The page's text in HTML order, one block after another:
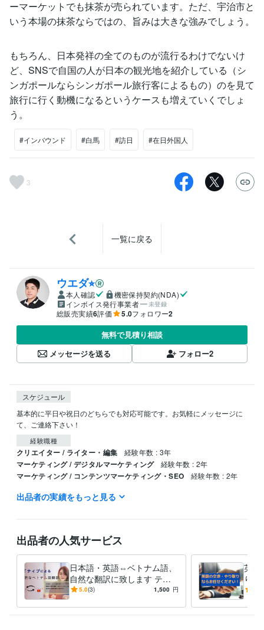
ーマーケットでも抹茶が売られています。ただ、宇治市と
いう本場の抹茶ならではの、旨みは大きな強みでしょう。
もちろん、日本発祥の全てのものが流行るわけでないけ
ど、SNSで自国の人が日本の観光地を紹介している（シ
ンガポールならシンガポール旅行客によるもの）のを見て
旅行に行く動機になるというケースも増えていくでしょ
う。
#インバウンド #白馬 #訪日 #在日外国人
3
一覧に戻る
ウエダ⭐︎
本人確認
機密保持契約(NDA)
インボイス発行事業者
未登録
総販売実績6評価 5.0フォロワー2
無料で見積り相談
メッセージを送る
フォロー2
スケジュール
基本的に平日や祝日のどちらでも対応可能です。お気軽にメッセージに
て、ご連絡下さい！
経験職種
クリエイター / ライター・編集 経験年数 : 3年
マーケティング / デジタルマーケティング 経験年数 : 2年
マーケティング / コンテンツマーケティング・SEO 経験年数 : 2年
得意分野
ジェイムズクック大学 2017年1月 ~ 2019年12月
語学力
英語 ネイティブレベル
ベトナム語 日常会話レベル
出品者の実績をもっと見る
出品者の人気サービス
日本語・英語⇔ベトナム語、
自然な翻訳に致します テキ
スト翻訳に加え、動画の翻訳
5.0(3) 1,500 円
英語
り
S上
応！